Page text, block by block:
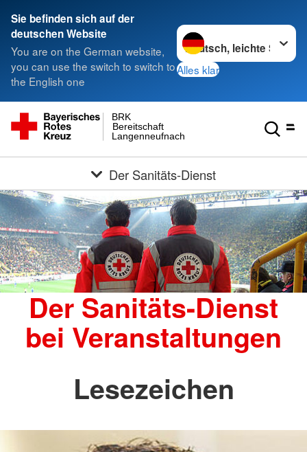
Sie befinden sich auf der
deutschen Website
You are on the German website,
you can use the switch to switch to
the English one
Sprache wechseln zu
Alles klar
Langenneufnach
Bereitschaft
BRK
Der Sanitäts-Dienst
Der Sanitäts-Dienst
bei Veranstaltungen
Lesezeichen